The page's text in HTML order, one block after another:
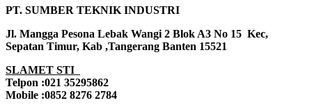
PT. SUMBER TEKNIK INDUSTRI
Jl. Mangga Pesona Lebak Wangi 2 Blok A3 No 15 Kec,
Sepatan Timur, Kab ,Tangerang Banten 15521
SLAMET STI
Telpon :021 35295862
Mobile :0852 8276 2784